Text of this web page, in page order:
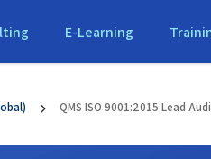
E-Learning
QMS ISO 9001:2015 Lead